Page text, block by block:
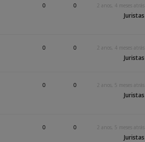
0 0 2 anos, 4 meses atrás
Juristas
0 0 2 anos, 4 meses atrás
Juristas
0 0 2 anos, 5 meses atrás
Juristas
0 0 2 anos, 5 meses atrás
Juristas